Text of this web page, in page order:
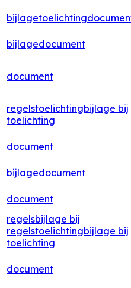
bijlagetoelichting
bijlagedocument
document
regelstoelichtingbijlage bij
toelichting
document
bijlagedocument
document
regelsbijlage bij
regelstoelichtingbijlage bij
toelichting
document